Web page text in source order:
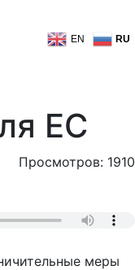
EN RU
ЕС
Просмотров: 1910
меры